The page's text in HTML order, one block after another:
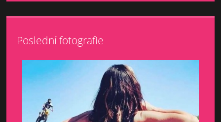
Poslední fotografie